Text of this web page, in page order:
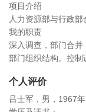
项目介绍
人力资源部与行政部
我的职责
深入调查，部门合
部门组织结构。控制
个人评价
吕士军，男，1967